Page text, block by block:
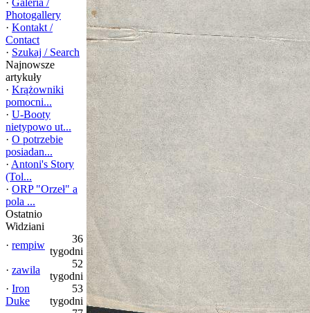
· Galeria /
Photogallery
· Kontakt /
Contact
· Szukaj / Search
Najnowsze
artykuły
· Krążowniki
pomocni...
· U-Booty
nietypowo ut...
· O potrzebie
posiadan...
· Antoni's Story
(Tol...
· ORP "Orzeł" a
pola ...
Ostatnio
Widziani
· rempiw
36
tygodni
· zawila
52
tygodni
· Iron
Duke
53
tygodni